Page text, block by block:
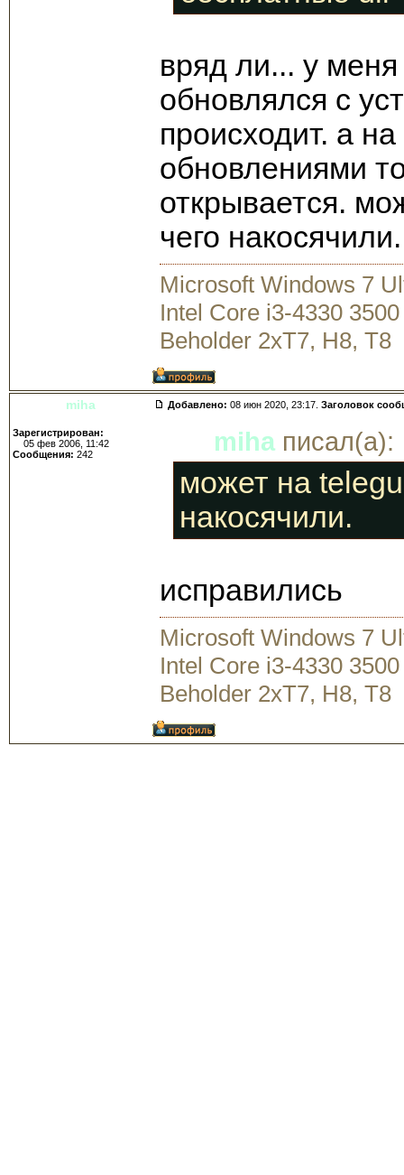
вряд ли... у
обновлялся с
происходит. а
обновлениями
открывается.
чего накосячили.
Microsoft Windows 7
Intel Core i3-4330
Beholder 2xT7, H8, T8
miha Добавлено: 08 июн 2020, 23:17. Заголовок
Зарегистрирован:
05 фев 2006, 11:42
Сообщения: 242 miha писал(а):
может на
накосячили.
исправились
Microsoft Windows 7
Intel Core i3-4330
Beholder 2xT7, H8, T8